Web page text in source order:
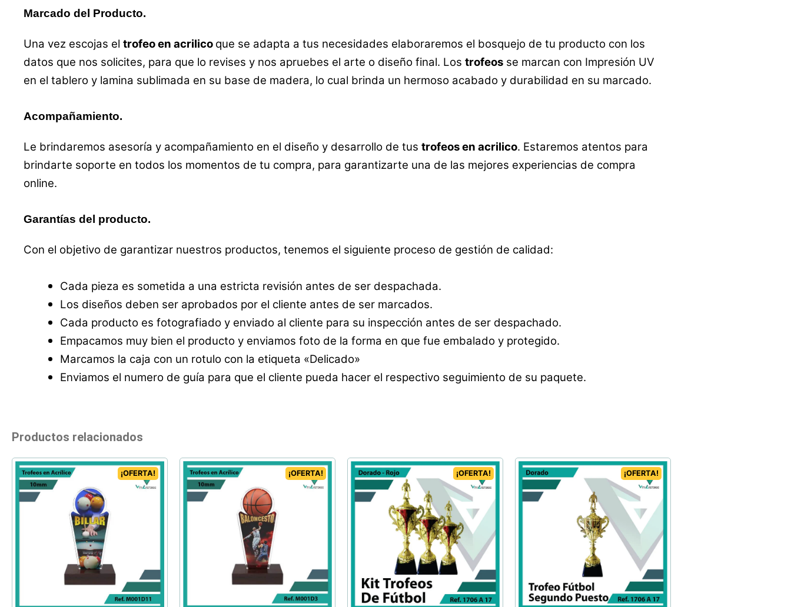
Marcado del Producto.
Una vez escojas el trofeo en acrilico que se adapta a tus necesidades elaboraremos el bosquejo de tu producto con los
datos que nos solicites, para que lo revises y nos apruebes el arte o diseño final. Los trofeos se marcan con Impresión UV
en el tablero y lamina sublimada en su base de madera, lo cual brinda un hermoso acabado y durabilidad en su marcado.
Acompañamiento.
Le brindaremos asesoría y acompañamiento en el diseño y desarrollo de tus trofeos en acrilico. Estaremos atentos para
brindarte soporte en todos los momentos de tu compra, para garantizarte una de las mejores experiencias de compra
online.
Garantías del producto.
Con el objetivo de garantizar nuestros productos, tenemos el siguiente proceso de gestión de calidad:
Cada pieza es sometida a una estricta revisión antes de ser despachada.
Los diseños deben ser aprobados por el cliente antes de ser marcados.
Cada producto es fotografiado y enviado al cliente para su inspección antes de ser despachado.
Empacamos muy bien el producto y enviamos foto de la forma en que fue embalado y protegido.
Marcamos la caja con un rotulo con la etiqueta «Delicado»
Enviamos el numero de guía para que el cliente pueda hacer el respectivo seguimiento de su paquete.
Productos relacionados
¡OFERTA! ¡OFERTA! ¡OFERTA! ¡OFERTA!